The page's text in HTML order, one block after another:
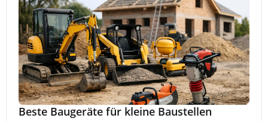
Beste Baugeräte für kleine Baustellen